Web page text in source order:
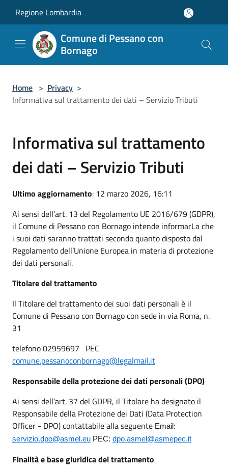
Regione Lombardia
Comune di Pessano con
Bornago
Home > Privacy >
Informativa sul trattamento dei dati – Servizio Tributi
Informativa sul trattamento
dei dati – Servizio Tributi
Ultimo aggiornamento: 12 marzo 2026, 16:11
Ai sensi dell’art. 13 del Regolamento UE 2016/679 (GDPR),
il Comune di Pessano con Bornago intende informarLa che
i suoi dati saranno trattati secondo quanto disposto dal
Regolamento dell’Unione Europea in materia di protezione
dei dati personali.
Titolare del trattamento
Il Titolare del trattamento dei suoi dati personali è il
Comune di Pessano con Bornago con sede in via Roma, n.
31
telefono 02959697 PEC
comune.pessanoconbornago@legalmail.it
Responsabile della protezione dei dati personali (DPO)
Ai sensi dell’art. 37 del GDPR, il Titolare ha designato il
Responsabile della Protezione dei Dati (Data Protection
Officer - DPO) contattabile alla seguente Email:
servizio.dpo@asmel.eu PEC: dpo.asmel@asmepec.it
Finalità e base giuridica del trattamento